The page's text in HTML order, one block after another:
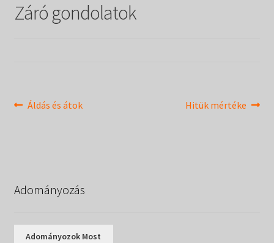
Kiadványok
menu
Záró gondolatok
Bejegyzés
Previous
Áldás és átok
Next
Hitük mértéke
Adományozás
Adományozok Most